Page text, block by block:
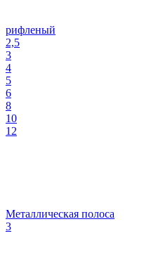
рифленый
2,5
3
4
5
6
8
10
12
Металлическая полоса
3